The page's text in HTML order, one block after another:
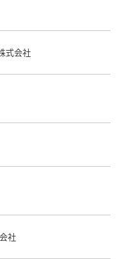
式会社
社